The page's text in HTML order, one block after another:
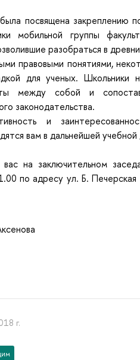
посвящена закреплению
мобильной группы
разобраться в
правовыми понятиями,
для ученых. Школьники
между собой и
законодательства.
и
вам в дальнейшей
на заключительном
по адресу ул. Б.
г.